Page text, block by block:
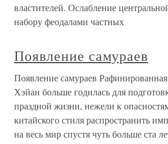
властителей. Ослабление
набору феодалами частных
Появление самураев
Появление самураев
Хэйан больше годилась для
праздной жизни, нежели к
китайского стиля распространить
на весь мир спустя чуть больше ста